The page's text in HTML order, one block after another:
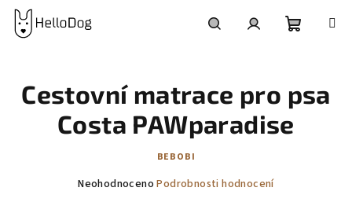
Přejít
obsah
košík
Cestovní matrace pro psa
Costa PAWparadise
BEBOBI
Průměrné
Neohodnoceno Podrobnosti hodnocení